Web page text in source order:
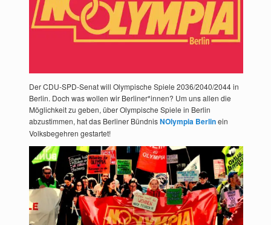
Der CDU-SPD-Senat will Olympische Spiele 2036/2040/2044 in
Berlin. Doch was wollen wir Berliner*innen? Um uns allen die
Möglichkeit zu geben, über Olympische Spiele in Berlin
abzustimmen, hat das Berliner BündnisNOlympia Berlinein
Volksbegehren gestartet!